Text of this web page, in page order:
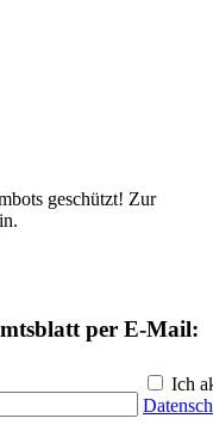
geschützt! Zur
per E-Mail:
Ich